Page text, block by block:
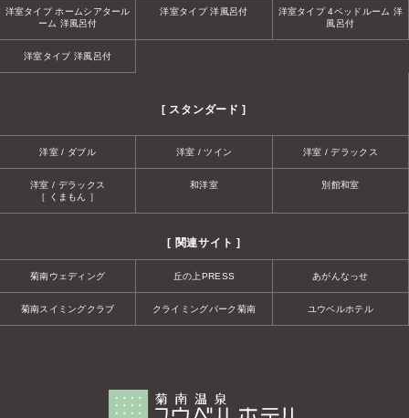
洋室タイプ ホームシアタール
ーム 洋風呂付
洋室タイプ 洋風呂付
洋室タイプ 4ベッドルーム 洋
風呂付
洋室タイプ 洋風呂付
[ スタンダード ]
洋室 / ダブル 洋室 / ツイン 洋室 / デラックス
洋室 / デラックス
［ くまもん ］
和洋室 別館和室
[ 関連サイト ]
菊南ウェディング 丘の上PRESS あがんなっせ
菊南スイミングクラブ クライミングパーク菊南 ユウベルホテル